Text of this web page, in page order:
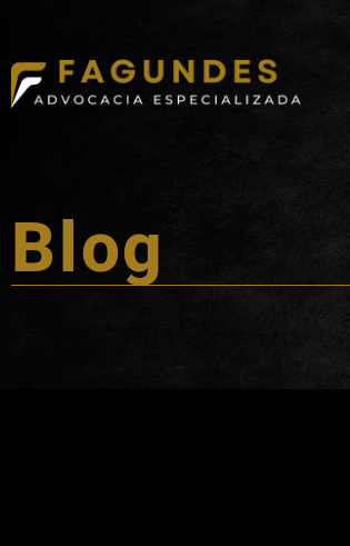
Blog